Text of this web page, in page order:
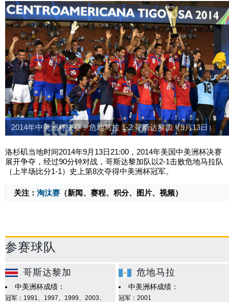
2014年中美洲杯决赛：危地马拉 1-2 哥斯达黎加（9月13日）
洛杉矶当地时间2014年9月13日21:00 ，2014年美国中美洲杯决赛
展开争夺，经过90分钟对战，哥斯达黎加队以2-1击败危地马拉队
（上半场比分1-1）史上第8次夺得中美洲杯冠军。
关注： 淘汰赛 （新闻、赛程、积分、图片、视频）
参赛球队
危地马拉
中美洲杯成绩：
冠军：2001
哥斯达黎加
中美洲杯成绩：
冠军：1991、1997、1999、2003、